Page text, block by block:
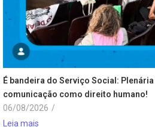
É bandeira do Serviço Social:
comunicação como direito humano!
06/08/2026 /
Leia mais